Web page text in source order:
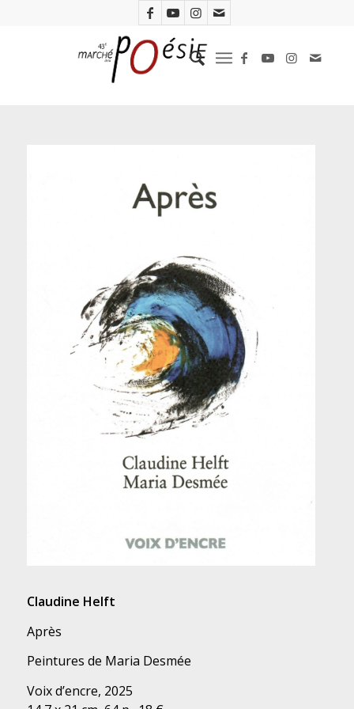
Claudine Helft
Après
Peintures de Maria Desmée
Voix d’encre, 2025